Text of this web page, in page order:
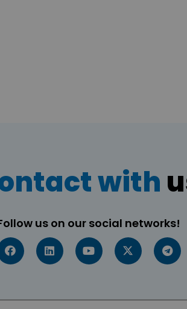
with
us on our social networks!